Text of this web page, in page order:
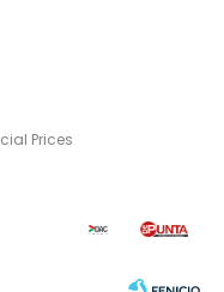
Prices